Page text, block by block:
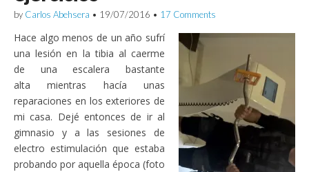
by Carlos Abehsera • 19/07/2016 • 17 Comments
Hace algo menos de un año sufrí
una lesión en la tibia al caerme
de una escalera bastante
alta mientras hacía unas
reparaciones en los exteriores de
mi casa. Dejé entonces de ir al
gimnasio y a las sesiones de
electro estimulación que estaba
probando por aquella época (foto